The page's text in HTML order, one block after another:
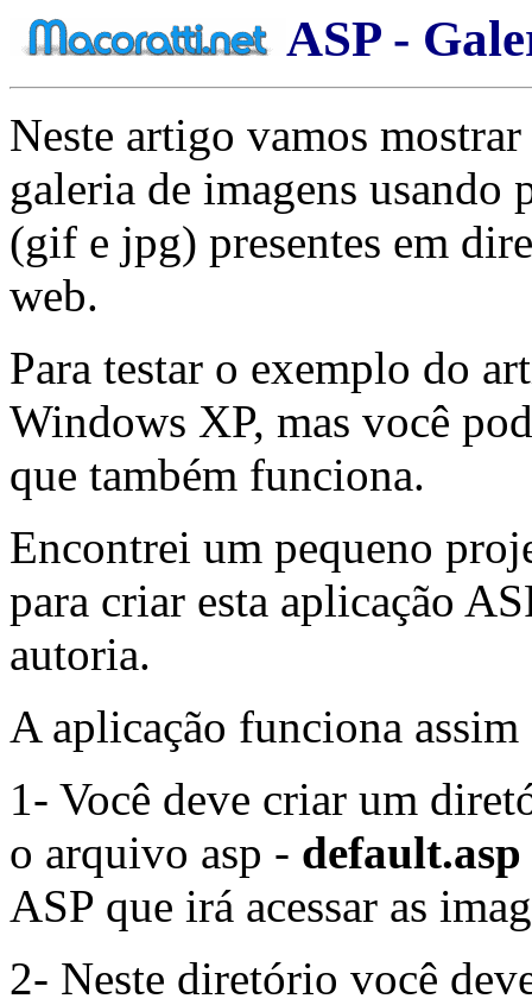
ASP -
Neste artigo vamos
galeria de imagens usando
(gif e jpg) presentes em
web.
Para testar o exemplo do
Windows XP, mas você
que também funciona.
Encontrei um pequeno
para criar esta aplicação
autoria.
A aplicação funciona assim
1- Você deve criar um
o arquivo asp - default.asp
ASP que irá acessar as
2- Neste diretório você